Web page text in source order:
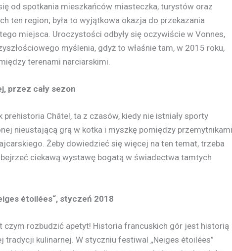
od spotkania mieszkańców miasteczka, turystów oraz
ten region; była to wyjątkowa okazja do przekazania
miejsca. Uroczystości odbyły się oczywiście w Vonnes,
myślenia, gdyż to właśnie tam, w 2015 roku,
terenami narciarskimi.
przez cały sezon
Châtel, ta z czasów, kiedy nie istniały sporty
nieustającą grą w kotka i myszkę pomiędzy przemytnikami
Żeby dowiedzieć się więcej na ten temat, trzeba
ciekawą wystawę bogatą w świadectwa tamtych
étoilées“, styczeń 2018
czym rozbudzić apetyt! Historia francuskich gór jest historią
tradycji kulinarnej. W styczniu festiwal „Neiges étoilées”